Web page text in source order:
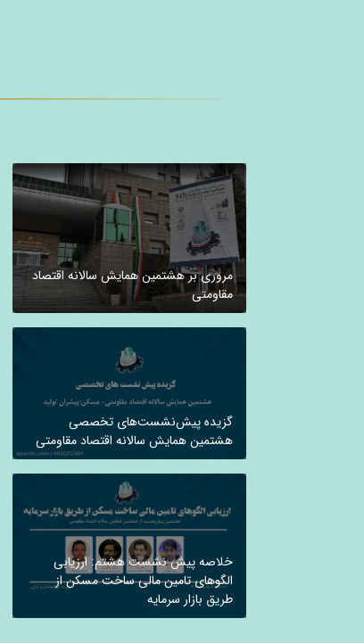
مروری بر هشتمین همایش سالانه اقتصاد
مقاومتی
گزیده پیش‌نشست‌های تخصصی
هشتمین همایش سالانه اقتصاد مقاومتی
خلاصه پیش نشست هشتم: ارزیابی
الگوهای تامین مالی ساخت مسکن از
طریق بازار سرمایه